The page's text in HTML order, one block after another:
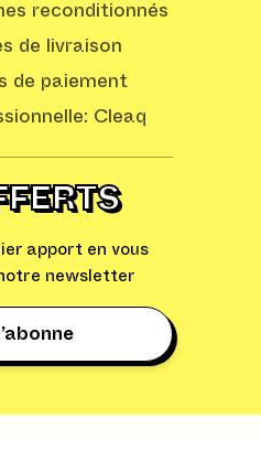
reconditionnés
de livraison
de paiement
Cleaq
apport en vous
newsletter